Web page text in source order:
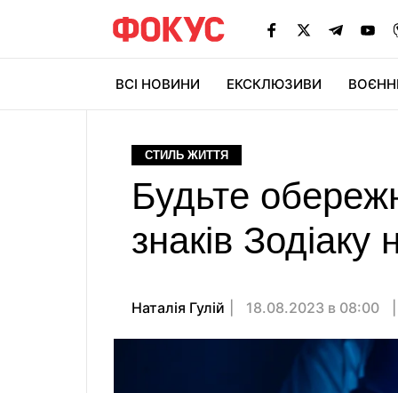
ВСІ НОВИНИ ЕКСКЛЮЗИВИ
СТИЛЬ ЖИТТЯ
Будьте
знаків
Наталія Гулій 18.08.2023 в 08:00